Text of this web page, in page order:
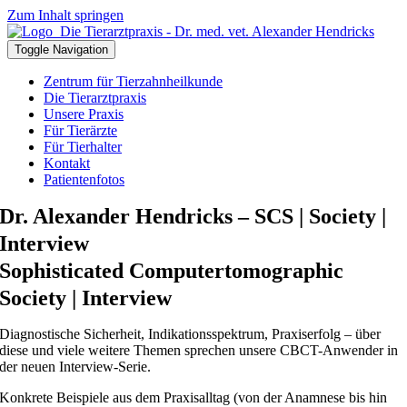
Zum Inhalt springen
Toggle Navigation
Zentrum für Tierzahnheilkunde
Die Tierarztpraxis
Unsere Praxis
Für Tierärzte
Für Tierhalter
Kontakt
Patientenfotos
Dr. Alexander Hendricks – SCS | Society |
Interview
Sophisticated Computertomographic
Society | Interview
Diagnostische Sicherheit, Indikationsspektrum, Praxiserfolg – über
diese und viele weitere Themen sprechen unsere CBCT-Anwender in
der neuen Interview-Serie.
Konkrete Beispiele aus dem Praxisalltag (von der Anamnese bis hin